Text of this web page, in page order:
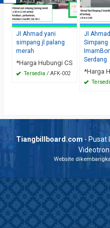
JI Ahmad yani
simpang jl palang
merah
*Harga Hubungi CS
Tersedia / AFK-002
JI
Simpang
Serdang
*Harga
Tiangbillboard.com- Pusat
Website